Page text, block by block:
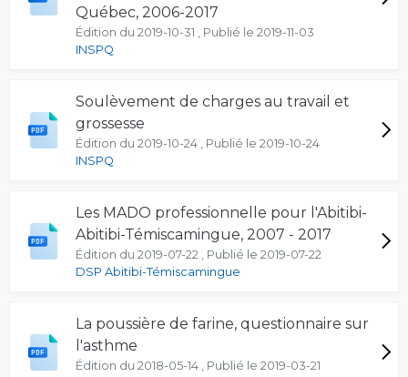
Québec, 2006-2017
Édition du 2019-10-31 , Publié le 2019-11-03
INSPQ
Soulèvement de charges au travail et
grossesse
Édition du 2019-10-24 , Publié le 2019-10-24
INSPQ
Les MADO professionnelle pour l'Abitibi-
Abitibi-Témiscamingue, 2007 - 2017
Édition du 2019-07-22 , Publié le 2019-07-22
DSP Abitibi-Témiscamingue
La poussière de farine, questionnaire sur
l'asthme
Édition du 2018-05-14 , Publié le 2019-03-21